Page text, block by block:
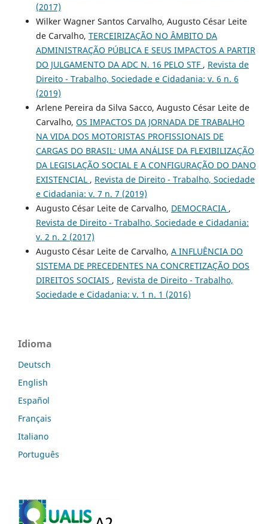
(2017)
Wilker Wagner Santos Carvalho, Augusto César Leite
de Carvalho, TERCEIRIZAÇÃO NO ÂMBITO DA
ADMINISTRAÇÃO PÚBLICA E SEUS IMPACTOS A PARTIR
DO JULGAMENTO DA ADC N. 16 PELO STF , Revista de
Direito - Trabalho, Sociedade e Cidadania: v. 6 n. 6
(2019)
Arlene Pereira da Silva Sacco, Augusto César Leite de
Carvalho, OS IMPACTOS DA JORNADA DE TRABALHO
NA VIDA DOS MOTORISTAS PROFISSIONAIS DE
CARGAS DO BRASIL: UMA ANÁLISE DA FLEXIBILIZAÇÃO
DA LEGISLAÇÃO SOCIAL E A CONFIGURAÇÃO DO DANO
EXISTENCIAL , Revista de Direito - Trabalho, Sociedade
e Cidadania: v. 7 n. 7 (2019)
Augusto César Leite de Carvalho, DEMOCRACIA ,
Revista de Direito - Trabalho, Sociedade e Cidadania:
v. 2 n. 2 (2017)
Augusto César Leite de Carvalho, A INFLUÊNCIA DO
SISTEMA DE PRECEDENTES NA CONCRETIZAÇÃO DOS
DIREITOS SOCIAIS , Revista de Direito - Trabalho,
Sociedade e Cidadania: v. 1 n. 1 (2016)
Idioma
Deutsch
English
Español
Français
Italiano
Português